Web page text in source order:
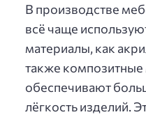
В производстве
всё чаще
материалы, как
также
обеспечивают
лёгкость изделий.